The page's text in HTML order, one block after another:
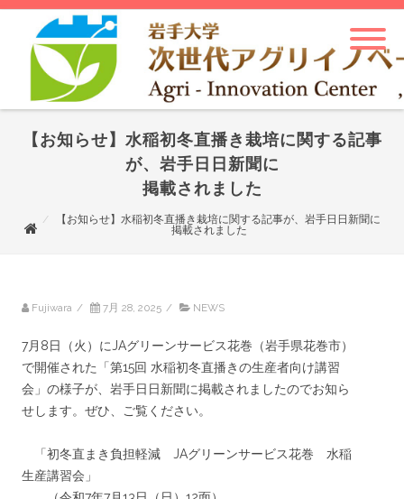
【お知らせ】水稲初冬直播き栽培に関する記事
が、岩手日日新聞に
掲載されました
【お知らせ】水稲初冬直播き栽培に関する記事が、岩手日日新聞に
掲載されました
Fujiwara / 7月 28, 2025 / NEWS
7月8日（火）にJAグリーンサービス花巻（岩手県花巻市）
で開催された「第15回 水稲初冬直播きの生産者向け講習
会」の様子が、岩手日日新聞に掲載されましたのでお知ら
せします。ぜひ、ご覧ください。
「初冬直まき負担軽減 JAグリーンサービス花巻 水稲
生産講習会」